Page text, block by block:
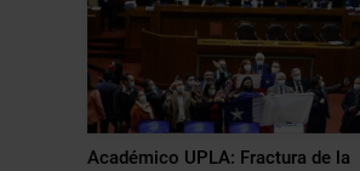
Académico UPLA: Fractura de la